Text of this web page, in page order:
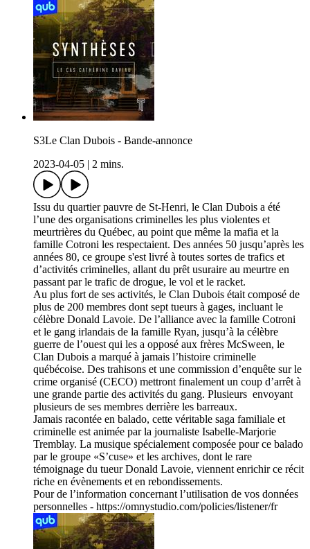
S3Le Clan Dubois - Bande-annonce
2023-04-05
2 mins.
Issu du quartier pauvre de St-Henri, le Clan Dubois a été
l’une des organisations criminelles les plus violentes et
meurtrières du Québec, au point que même la mafia et la
famille Cotroni les respectaient. Des années 50 jusqu’après les
années 80, ce groupe s'est livré à toutes sortes de trafics et
d’activités criminelles, allant du prêt usuraire au meurtre en
passant par le trafic de drogue, le vol et le racket.
Au plus fort de ses activités, le Clan Dubois était composé de
plus de 200 membres dont sept tueurs à gages, incluant le
célèbre Donald Lavoie. De l’alliance avec la famille Cotroni
et le gang irlandais de la famille Ryan, jusqu’à la célèbre
guerre de l’ouest qui les a opposé aux frères McSween, le
Clan Dubois a marqué à jamais l’histoire criminelle
québécoise. Des trahisons et une commission d’enquête sur le
crime organisé (CECO) mettront finalement un coup d’arrêt à
une grande partie des activités du gang. Plusieurs envoyant
plusieurs de ses membres derrière les barreaux.
Jamais racontée en balado, cette véritable saga familiale et
criminelle est animée par la journaliste Isabelle-Marjorie
Tremblay. La musique spécialement composée pour ce balado
par le groupe «S’cuse» et les archives, dont le rare
témoignage du tueur Donald Lavoie, viennent enrichir ce récit
riche en évènements et en rebondissements.
Pour de l’information concernant l’utilisation de vos données
personnelles - https://omnystudio.com/policies/listener/fr